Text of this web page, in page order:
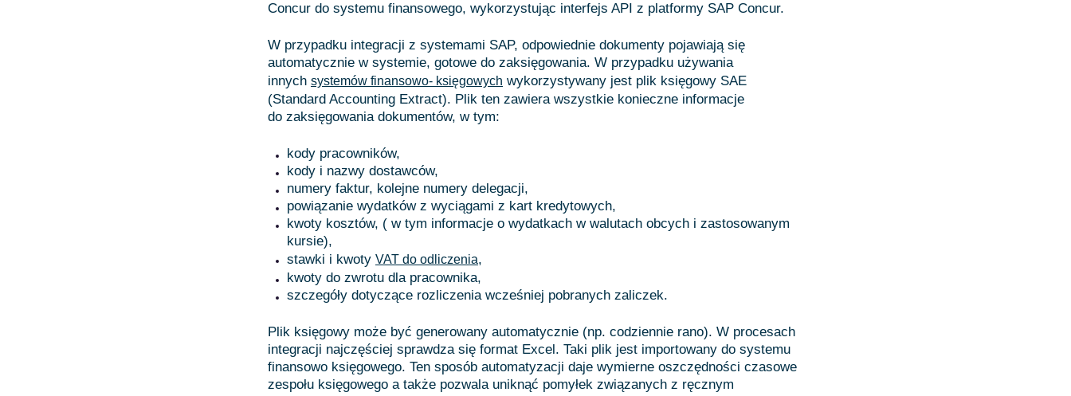
Concur do systemu finansowego, wykorzystując interfejs API z platformy SAP Concur.
W przypadku integracji z systemami SAP, odpowiednie dokumenty pojawiają się
automatycznie w systemie, gotowe do zaksięgowania. W przypadku używania
innych systemów finansowo- księgowych wykorzystywany jest plik księgowy SAE
(Standard Accounting Extract). Plik ten zawiera wszystkie konieczne informacje
do zaksięgowania dokumentów, w tym:
kody pracowników,
kody i nazwy dostawców,
numery faktur, kolejne numery delegacji,
powiązanie wydatków z wyciągami z kart kredytowych,
kwoty kosztów, ( w tym informacje o wydatkach w walutach obcych i zastosowanym
kursie),
stawki i kwoty VAT do odliczenia,
kwoty do zwrotu dla pracownika,
szczegóły dotyczące rozliczenia wcześniej pobranych zaliczek.
Plik księgowy może być generowany automatycznie (np. codziennie rano). W procesach
integracji najczęściej sprawdza się format Excel. Taki plik jest importowany do systemu
finansowo księgowego. Ten sposób automatyzacji daje wymierne oszczędności czasowe
zespołu księgowego a także pozwala uniknąć pomyłek związanych z ręcznym